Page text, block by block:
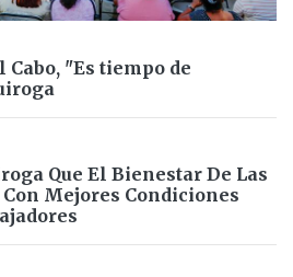
Cabo, "Es tiempo de
Que El Bienestar De Las
Mejores Condiciones